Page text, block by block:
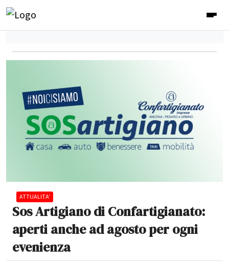
ATTUALITA'
Sos Artigiano di Confartigianato:
aperti anche ad agosto per ogni
evenienza